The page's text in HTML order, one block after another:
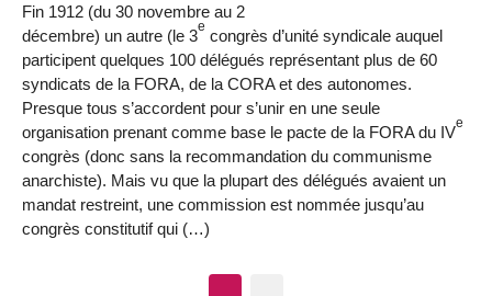
Fin 1912 (du 30 novembre au 2
décembre) un autre (le 3e congrès d’unité syndicale auquel
participent quelques 100 délégués représentant plus de 60
syndicats de la FORA, de la CORA et des autonomes.
Presque tous s’accordent pour s’unir en une seule
organisation prenant comme base le pacte de la FORA du IVe
congrès (donc sans la recommandation du communisme
anarchiste). Mais vu que la plupart des délégués avaient un
mandat restreint, une commission est nommée jusqu’au
congrès constitutif qui (…)